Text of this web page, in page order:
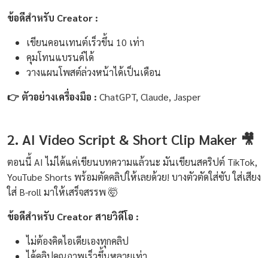
ข้อดีสำหรับ Creator :
เขียนคอนเทนต์เร็วขึ้น 10 เท่า
คุมโทนแบรนด์ได้
วางแผนโพสต์ล่วงหน้าได้เป็นเดือน
👉 ตัวอย่างเครื่องมือ : ChatGPT, Claude, Jasper
2. AI Video Script & Short Clip Maker 🎥
ตอนนี้ AI ไม่ได้แค่เขียนบทความแล้วนะ มันเขียนสคริปต์ TikTok,
YouTube Shorts พร้อมตัดคลิปให้เลยด้วย! บางตัวตัดใส่ซับ ใส่เสียง
ใส่ B-roll มาให้เสร็จสรรพ 🤯
ข้อดีสำหรับ Creator สายวิดีโอ :
ไม่ต้องคิดไอเดียเองทุกคลิป